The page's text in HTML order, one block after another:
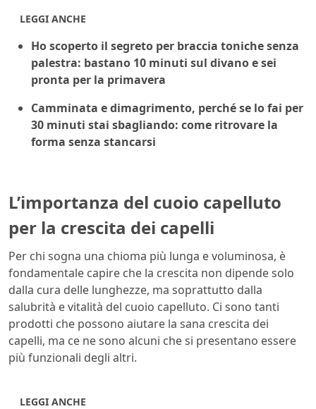
LEGGI ANCHE
Ho scoperto il segreto per braccia toniche senza
palestra: bastano 10 minuti sul divano e sei
pronta per la primavera
Camminata e dimagrimento, perché se lo fai per
30 minuti stai sbagliando: come ritrovare la
forma senza stancarsi
L’importanza del cuoio capelluto
per la crescita dei capelli
Per chi sogna una chioma più lunga e voluminosa, è
fondamentale capire che la crescita non dipende solo
dalla cura delle lunghezze, ma soprattutto dalla
salubrità e vitalità del cuoio capelluto. Ci sono tanti
prodotti che possono aiutare la sana crescita dei
capelli, ma ce ne sono alcuni che si presentano essere
più funzionali degli altri.
LEGGI ANCHE